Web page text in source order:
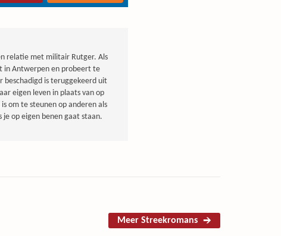
relatie met militair Rutger. Als
in Antwerpen en probeert te
beschadigd is teruggekeerd uit
eigen leven in plaats van op
om te steunen op anderen als
op eigen benen gaat staan.
Meer Streekromans